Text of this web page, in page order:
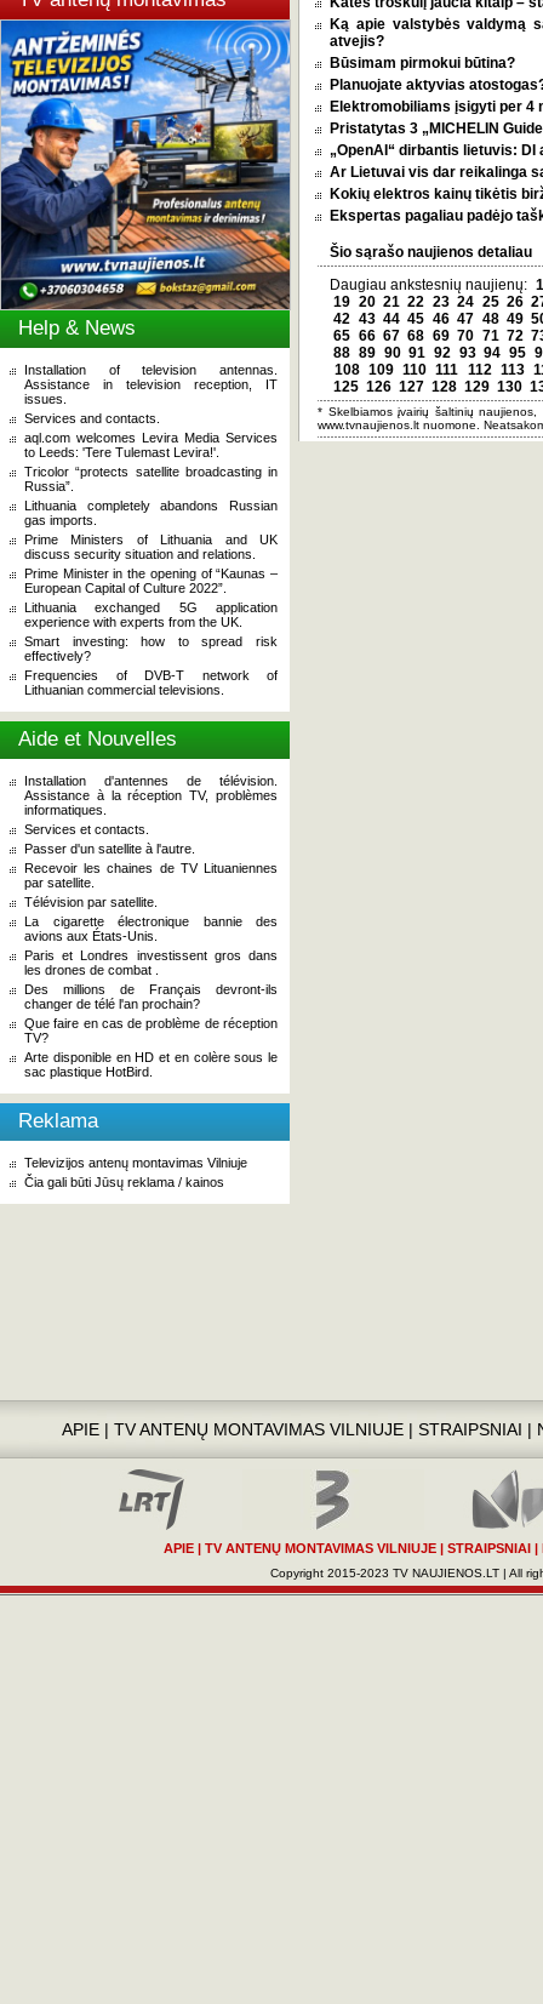
Help & News
Installation of television antennas.
Assistance in television reception, IT
issues.
Services and contacts.
aql.com welcomes Levira Media Services
to Leeds: 'Tere Tulemast Levira!'.
Tricolor “protects satellite broadcasting in
Russia”.
Lithuania completely abandons Russian
gas imports.
Prime Ministers of Lithuania and UK
discuss security situation and relations.
Prime Minister in the opening of “Kaunas –
European Capital of Culture 2022”.
Lithuania exchanged 5G application
experience with experts from the UK.
Smart investing: how to spread risk
effectively?
Frequencies of DVB-T network of
Lithuanian commercial televisions.
Aide et Nouvelles
Installation d'antennes de télévision.
Assistance à la réception TV, problèmes
informatiques.
Services et contacts.
Passer d'un satellite à l'autre.
Recevoir les chaines de TV Lituaniennes
par satellite.
Télévision par satellite.
La cigarette électronique bannie des
avions aux États-Unis.
Paris et Londres investissent gros dans
les drones de combat .
Des millions de Français devront-ils
changer de télé l'an prochain?
Que faire en cas de problème de réception
TV?
Arte disponible en HD et en colère sous le
sac plastique HotBird.
Reklama
Televizijos antenų montavimas Vilniuje
Čia gali būti Jūsų reklama / kainos
Ką apie valstybės valdymą
atvejis?
Būsimam pirmokui būtina?
Planuojate aktyvias
Elektromobiliams įsigyti per 4
Pristatytas 3 „MICHELIN
„OpenAI“ dirbantis lietuvis:
Ar Lietuvai vis dar reikalinga
Kokių elektros kainų tikėtis
Ekspertas pagaliau padėjo
Šio sąrašo naujienos detaliau
Daugiau ankstesnių naujienų: 1
19 20 21 22 23 24 25 26
42 43 44 45 46 47 48 49
65 66 67 68 69 70 71 72
88 89 90 91 92 93 94 95
108 109 110 111 112 113
125 126 127 128 129 130
* Skelbiamos įvairių šaltinių
www.tvnaujienos.lt nuomone.
APIE| TV ANTENŲ MONTAVIMAS VILNIUJE| STRAIPSNIAI |
APIE | TV ANTENŲ MONTAVIMAS VILNIUJE | STRAIPSNIAI |
Copyright 2015-2023 TV NAUJIENOS.LT | All